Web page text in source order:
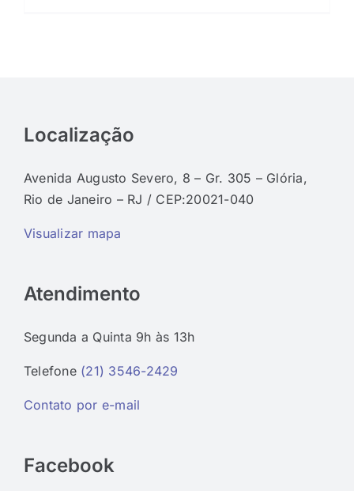
Localização
Avenida Augusto Severo, 8 – Gr. 305 – Glória,
Rio de Janeiro – RJ / CEP:20021-040
Visualizar mapa
Atendimento
Segunda a Quinta 9h às 13h
Telefone (21) 3546-2429
Contato por e-mail
Facebook